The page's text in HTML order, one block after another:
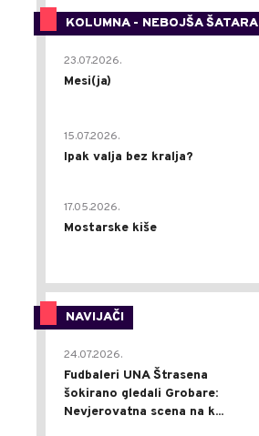
KOLUMNA - NEBOJŠA ŠATARA
23.07.2026.
Mesi(ja)
15.07.2026.
Ipak valja bez kralja?
17.05.2026.
Mostarske kiše
NAVIJAČI
24.07.2026.
Fudbaleri UNA Štrasena
šokirano gledali Grobare:
Nevjerovatna scena na k...